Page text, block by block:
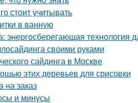
стоит учитывать
в ванную
энергосберегающая технология
своими руками
сайдинга в Москве
этих деревьев для срисовки
на заказ
и минусы